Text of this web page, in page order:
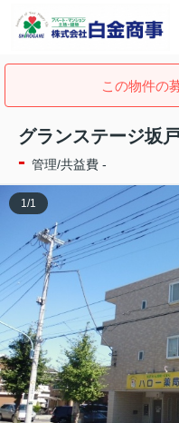
この物件の
グランステージ坂
- 管理/共益費 -
1 /1